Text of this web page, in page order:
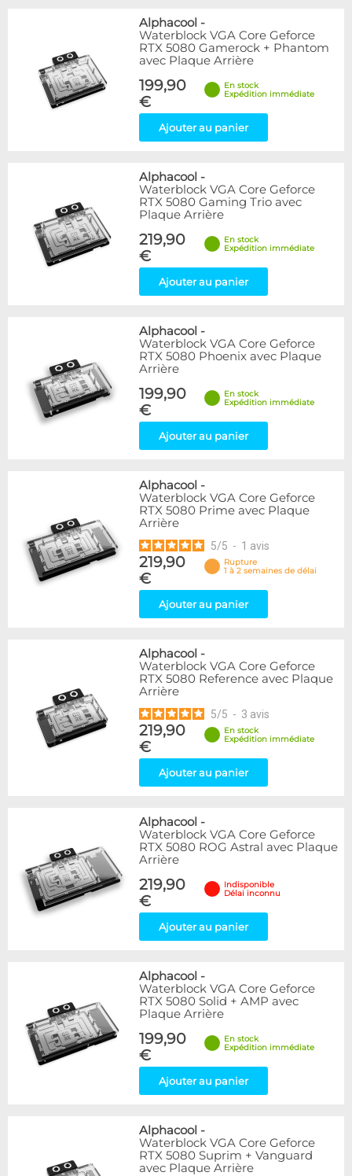
Alphacool -
Waterblock VGA Core Geforce
RTX 5080 Gamerock + Phantom
avec Plaque Arrière
199,90
€
En stock
Expédition immédiate
Ajouter au panier
Alphacool -
Waterblock VGA Core Geforce
RTX 5080 Gaming Trio avec
Plaque Arrière
219,90
€
En stock
Expédition immédiate
Ajouter au panier
Alphacool -
Waterblock VGA Core Geforce
RTX 5080 Phoenix avec Plaque
Arrière
199,90
€
En stock
Expédition immédiate
Ajouter au panier
Alphacool -
Waterblock VGA Core Geforce
RTX 5080 Prime avec Plaque
Arrière
5/5 - 1 avis
219,90
€
Rupture
1 à 2 semaines de délai
Ajouter au panier
Alphacool -
Waterblock VGA Core Geforce
RTX 5080 Reference avec Plaque
Arrière
5/5 - 3 avis
219,90
€
En stock
Expédition immédiate
Ajouter au panier
Alphacool -
Waterblock VGA Core Geforce
RTX 5080 ROG Astral avec Plaque
Arrière
219,90
€
Indisponible
Délai inconnu
Ajouter au panier
Alphacool -
Waterblock VGA Core Geforce
RTX 5080 Solid + AMP avec
Plaque Arrière
199,90
€
En stock
Expédition immédiate
Ajouter au panier
Alphacool -
Waterblock VGA Core Geforce
RTX 5080 Suprim + Vanguard
avec Plaque Arrière